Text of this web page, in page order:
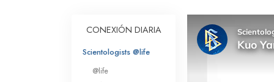
Los Principios
Una Introducción a
CONEXIÓN DIARIA
Scientologists @life
@life